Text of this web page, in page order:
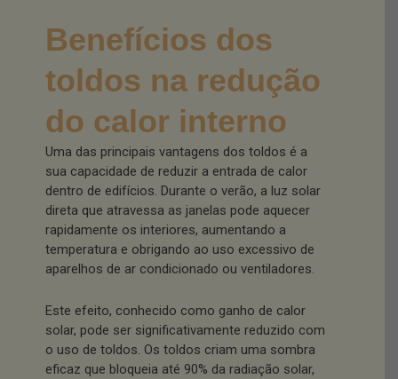
Benefícios dos
toldos na redução
do calor interno
Uma das principais vantagens dos toldos é a
sua capacidade de reduzir a entrada de calor
dentro de edifícios. Durante o verão, a luz solar
direta que atravessa as janelas pode aquecer
rapidamente os interiores, aumentando a
temperatura e obrigando ao uso excessivo de
aparelhos de ar condicionado ou ventiladores.
Este efeito, conhecido como ganho de calor
solar, pode ser significativamente reduzido com
o uso de toldos. Os toldos criam uma sombra
eficaz que bloqueia até 90% da radiação solar,